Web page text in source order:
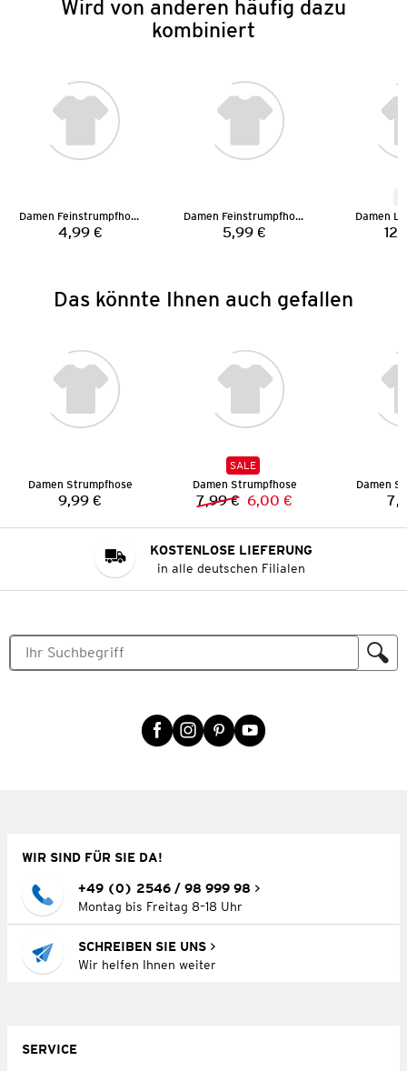
Wird von anderen häufig dazu
kombiniert
Damen Feinstrumpfhose
Preis:
4,99 €
Damen Feinstrumpfhose
Preis:
5,99 €
Damen
Das könnte Ihnen auch gefallen
Damen Strumpfhose
Preis:
9,99 €
SALE
Damen Strumpfhose
Vorheriger Preis:
7,99 € Neuer Preis:
6,00 €
Damen
KOSTENLOSE LIEFERUNG
in alle deutschen Filialen
WIR SIND FÜR SIE DA!
+49 (0) 2546 / 98 999 98
Montag bis Freitag 8–18 Uhr
SCHREIBEN SIE UNS
Wir helfen Ihnen weiter
SERVICE